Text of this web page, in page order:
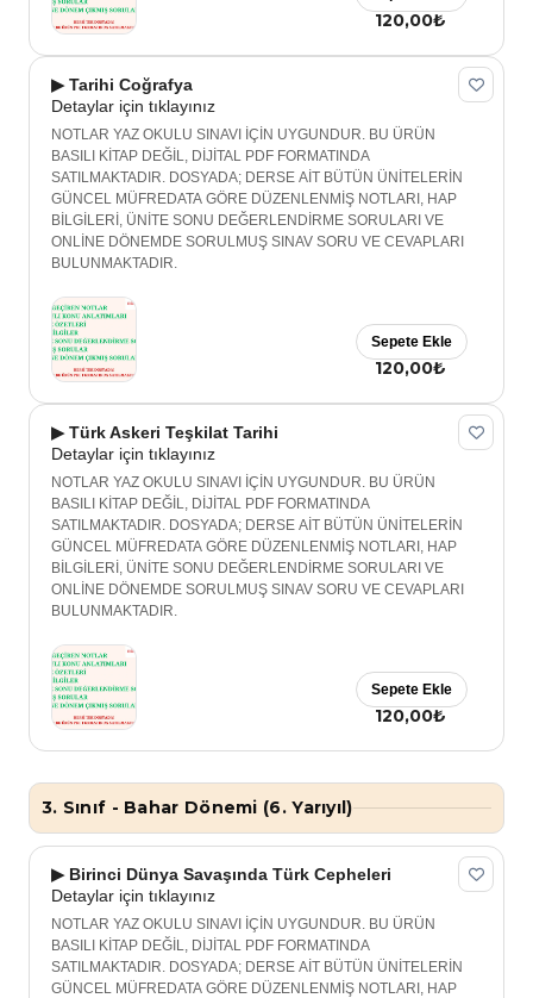
120,00₺
▶ Tarihi Coğrafya
Detaylar için tıklayınız
NOTLAR YAZ OKULU SINAVI İÇİN UYGUNDUR. BU ÜRÜN
BASILI KİTAP DEĞİL, DİJİTAL PDF FORMATINDA
SATILMAKTADIR. DOSYADA; DERSE AİT BÜTÜN ÜNİTELERİN
GÜNCEL MÜFREDATA GÖRE DÜZENLENMİŞ NOTLARI, HAP
BİLGİLERİ, ÜNİTE SONU DEĞERLENDİRME SORULARI VE
ONLİNE DÖNEMDE SORULMUŞ SINAV SORU VE CEVAPLARI
BULUNMAKTADIR.
120,00₺
Sepete Ekle
▶ Türk Askeri Teşkilat Tarihi
Detaylar için tıklayınız
NOTLAR YAZ OKULU SINAVI İÇİN UYGUNDUR. BU ÜRÜN
BASILI KİTAP DEĞİL, DİJİTAL PDF FORMATINDA
SATILMAKTADIR. DOSYADA; DERSE AİT BÜTÜN ÜNİTELERİN
GÜNCEL MÜFREDATA GÖRE DÜZENLENMİŞ NOTLARI, HAP
BİLGİLERİ, ÜNİTE SONU DEĞERLENDİRME SORULARI VE
ONLİNE DÖNEMDE SORULMUŞ SINAV SORU VE CEVAPLARI
BULUNMAKTADIR.
120,00₺
Sepete Ekle
3. Sınıf - Bahar Dönemi (6. Yarıyıl)
▶ Birinci Dünya Savaşında Türk Cepheleri
Detaylar için tıklayınız
NOTLAR YAZ OKULU SINAVI İÇİN UYGUNDUR. BU ÜRÜN
BASILI KİTAP DEĞİL, DİJİTAL PDF FORMATINDA
SATILMAKTADIR. DOSYADA; DERSE AİT BÜTÜN ÜNİTELERİN
GÜNCEL MÜFREDATA GÖRE DÜZENLENMİŞ NOTLARI, HAP